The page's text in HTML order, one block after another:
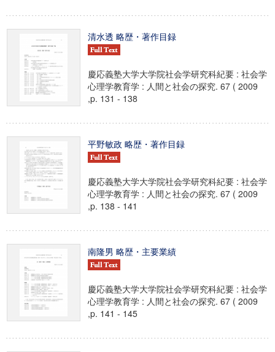
清水透 略歴・著作目録
慶応義塾大学大学院社会学研究科紀要 : 社会学
心理学教育学 : 人間と社会の探究. 67 ( 2009
,p. 131 - 138
平野敏政 略歴・著作目録
慶応義塾大学大学院社会学研究科紀要 : 社会学
心理学教育学 : 人間と社会の探究. 67 ( 2009
,p. 138 - 141
南隆男 略歴・主要業績
慶応義塾大学大学院社会学研究科紀要 : 社会学
心理学教育学 : 人間と社会の探究. 67 ( 2009
,p. 141 - 145